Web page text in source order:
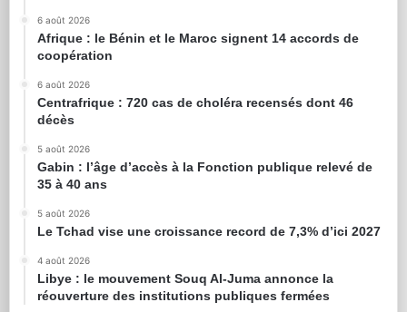
6 août 2026
Afrique : le Bénin et le Maroc signent 14 accords de
coopération
6 août 2026
Centrafrique : 720 cas de choléra recensés dont 46
décès
5 août 2026
Gabin : l’âge d’accès à la Fonction publique relevé de
35 à 40 ans
5 août 2026
Le Tchad vise une croissance record de 7,3% d’ici 2027
4 août 2026
Libye : le mouvement Souq Al-Juma annonce la
réouverture des institutions publiques fermées